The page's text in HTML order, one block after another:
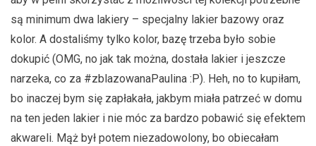
są minimum dwa lakiery – specjalny lakier bazowy oraz
kolor. A dostaliśmy tylko kolor, bazę trzeba było sobie
dokupić (OMG, no jak tak można, dostała lakier i jeszcze
narzeka, co za #zblazowanaPaulina :P). Heh, no to kupiłam,
bo inaczej bym się zapłakała, jakbym miała patrzeć w domu
na ten jeden lakier i nie móc za bardzo pobawić się efektem
akwareli. Mąż był potem niezadowolony, bo obiecałam